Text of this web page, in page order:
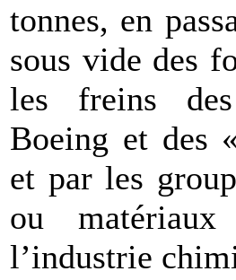
tonnes, en
sous vide des
les freins
Boeing et des
et par les
ou
l’industrie